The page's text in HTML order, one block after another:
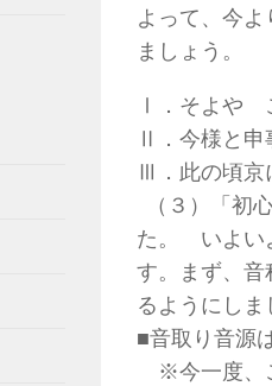
よって、今
ましょう。
Ⅰ．そよや
Ⅱ．今様と申
Ⅲ．此の頃京
（３）「初
た。 いよい
す。まず、
るようにしま
■音取り音源
※今一度、